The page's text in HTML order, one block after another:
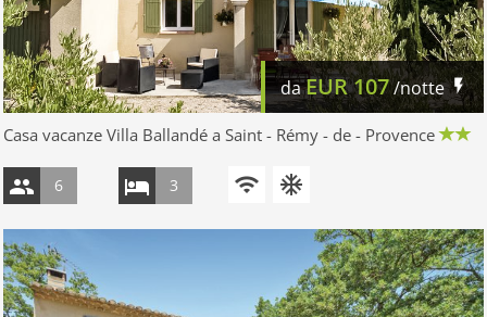
daEUR107/notte
Casa vacanze Villa Ballandé a Saint - Rémy - de - Provence
6 3